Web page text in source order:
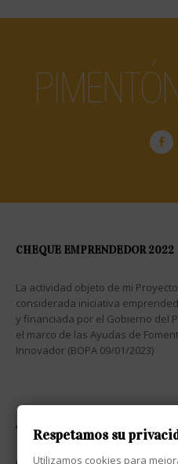
CHEQUE EMPRENDEDOR 2022
La actividad objeto de mi
considerada iniciativa
y financiada por el Gobierno del
el marco de las Ayudas de
Innovador (BOPA 09/01/2023)
ATENCIÓN AL CLIENTE
Respetamos su
Utilizamos cookies para